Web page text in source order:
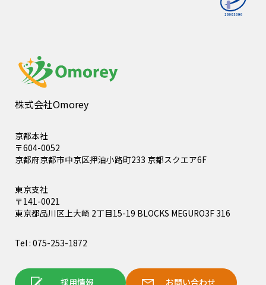
株式会社Omorey
京都本社
〒604-0052
京都府京都市中京区押油小路町233 京都スクエア6F
東京支社
〒141-0021
東京都品川区上大崎 2丁目15-19 BLOCKS MEGURO3F 316
Tel : 075-253-1872
採用情報 お問い合わせ